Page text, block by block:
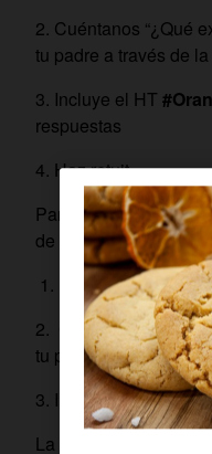
2. Cuéntanos “¿Qué
tu padre a través de
3. Incluye el HT
respuestas
4. Haz retuit
Participación en
de Orange
1. Danos un “Me
2. Cuéntanos “¿Qué
tu padre a través de
3. Incluye el HT
La participación más